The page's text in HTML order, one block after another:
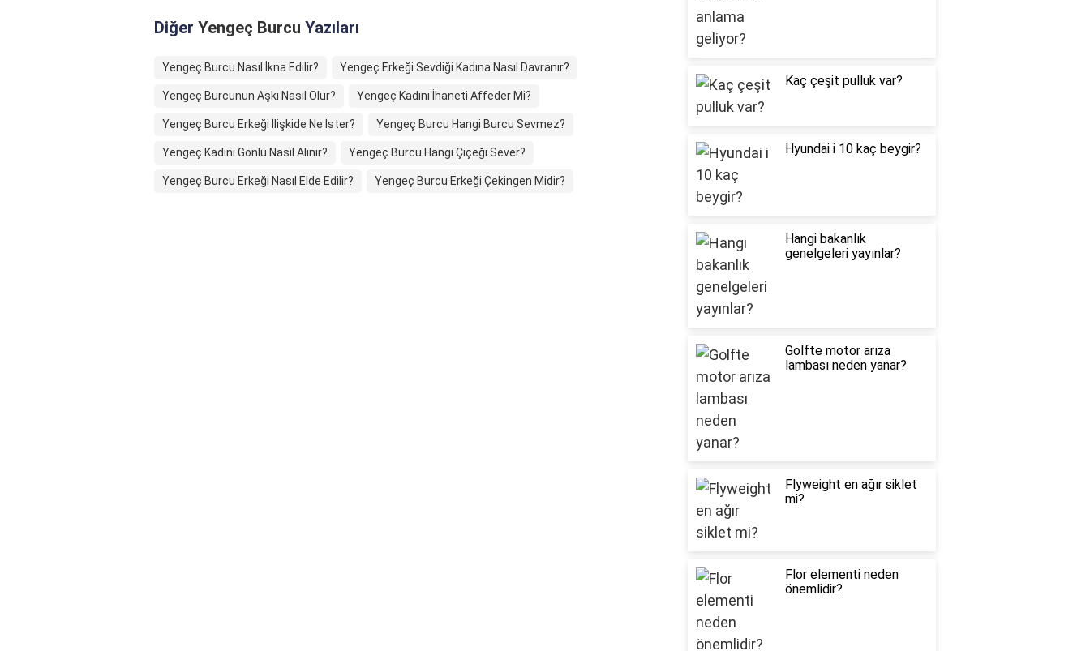
Diğer Yengeç Burcu Yazıları
Yengeç Burcu Nasıl İkna Edilir? Yengeç Erkeği Sevdiği Kadına Nasıl Davranır?
Yengeç Burcunun Aşkı Nasıl Olur? Yengeç Kadını İhaneti Affeder Mi?
Yengeç Burcu Erkeği İlişkide Ne İster? Yengeç Burcu Hangi Burcu Sevmez?
Yengeç Kadını Gönlü Nasıl Alınır? Yengeç Burcu Hangi Çiçeği Sever?
Yengeç Burcu Erkeği Nasıl Elde Edilir? Yengeç Burcu Erkeği Çekingen Midir?
Kaç çeşit pulluk var?
Hyundai i 10 kaç beygir?
Hangi bakanlık
genelgeleri yayınlar?
Golfte motor arıza
lambası neden yanar?
Flyweight en ağır siklet
mi?
Flor elementi neden
önemlidir?